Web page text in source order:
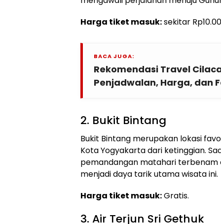
Harga tiket masuk:sekitar
BACA JUGA:
Rekomendasi Travel
Penjadwalan, Harga, dan
2. Bukit Bintang
Bukit Bintang merupakan lokasi
Kota Yogyakarta dari ketinggian.
pemandangan matahari
menjadi daya tarik utama wisata ini.
Harga tiket masuk:Gratis.
3. Air Terjun Sri Gethuk